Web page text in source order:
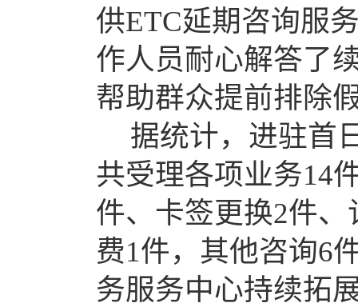
供ETC延期咨询服
作人员耐心解答了
帮助群众提前排除
据统计，进驻首
共受理各项业务14
件、 卡签更换2件、
费1件， 其他咨询6
务服务中心持续拓